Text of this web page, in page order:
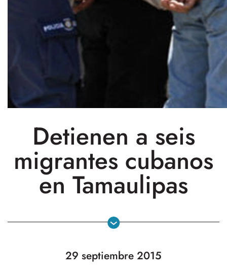
Detienen a seis
migrantes cubanos
en Tamaulipas
29 septiembre 2015